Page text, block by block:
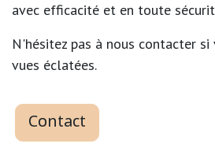
avec efficacité et en toute
N'hésitez pas à nous contacter si
vues éclatées.
Contact